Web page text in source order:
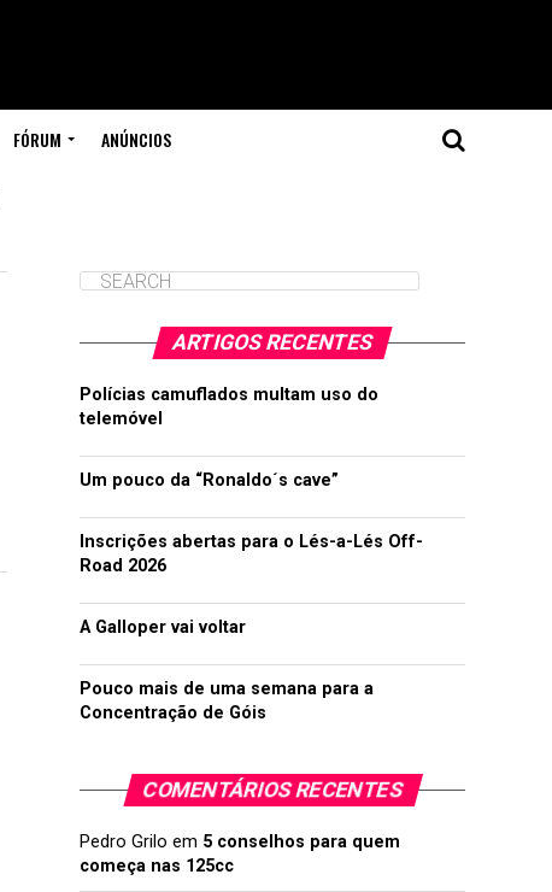
FÓRUM ANÚNCIOS
ARTIGOS RECENTES
Polícias camuflados multam uso do
telemóvel
Um pouco da “Ronaldo´s cave”
Inscrições abertas para o Lés-a-Lés Off-
Road 2026
A Galloper vai voltar
Pouco mais de uma semana para a
Concentração de Góis
COMENTÁRIOS RECENTES
Pedro Grilo em 5 conselhos para quem
começa nas 125cc